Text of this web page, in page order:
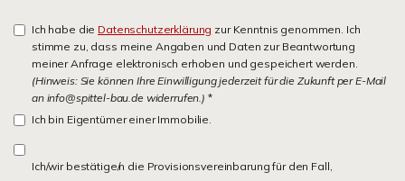
Ich habe die Datenschutzerklärung zur Kenntnis genommen. Ich
stimme zu, dass meine Angaben und Daten zur Beantwortung
meiner Anfrage elektronisch erhoben und gespeichert werden.
(Hinweis: Sie können Ihre Einwilligung jederzeit für die Zukunft per E-Mail
an info@spittel-bau.de widerrufen.) *
Ich bin Eigentümer einer Immobilie.
Ich/wir bestätige/n die Provisionsvereinbarung für den Fall,